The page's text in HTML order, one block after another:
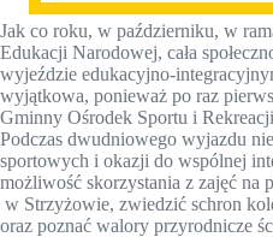
Jak co roku, w październiku, w
Edukacji Narodowej, cała
wyjeździe edukacyjno-
wyjątkowa, ponieważ po raz
Gminny Ośrodek Sportu i
Podczas dwudniowego wyjazdu
sportowych i okazji do wspólnej
możliwość skorzystania z zajęć na
w Strzyżowie, zwiedzić schron
oraz poznać walory przyrodnicze